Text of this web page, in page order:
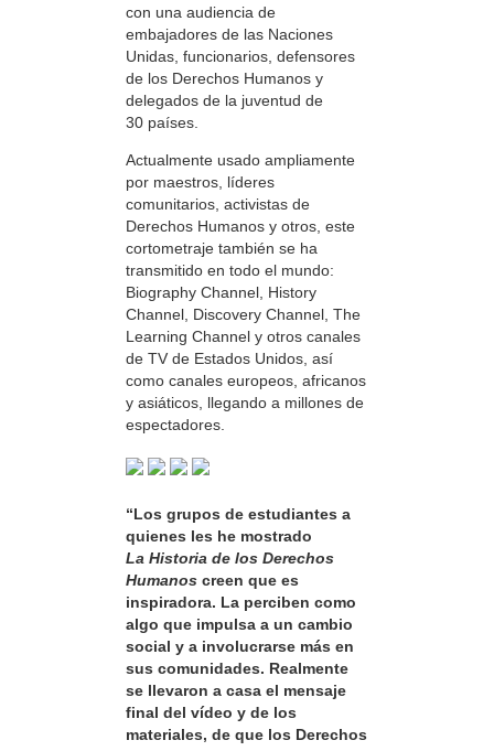
con una audiencia de
embajadores de las Naciones
Unidas, funcionarios, defensores
de los Derechos Humanos y
delegados de la juventud de
30 países.
Actualmente usado ampliamente
por maestros, líderes
comunitarios, activistas de
Derechos Humanos y otros, este
cortometraje también se ha
transmitido en todo el mundo:
Biography Channel, History
Channel, Discovery Channel, The
Learning Channel y otros canales
de TV de Estados Unidos, así
como canales europeos, africanos
y asiáticos, llegando a millones de
espectadores.
“Los grupos de estudiantes a
quienes les he mostrado
La Historia de los Derechos
Humanos creen que es
inspiradora. La perciben como
algo que impulsa a un cambio
social y a involucrarse más en
sus comunidades. Realmente
se llevaron a casa el mensaje
final del vídeo y de los
materiales, de que los Derechos